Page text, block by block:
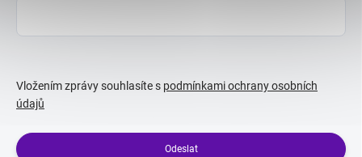
Vložením zprávy souhlasíte s podmínkami ochrany osobních
údajů
Odeslat